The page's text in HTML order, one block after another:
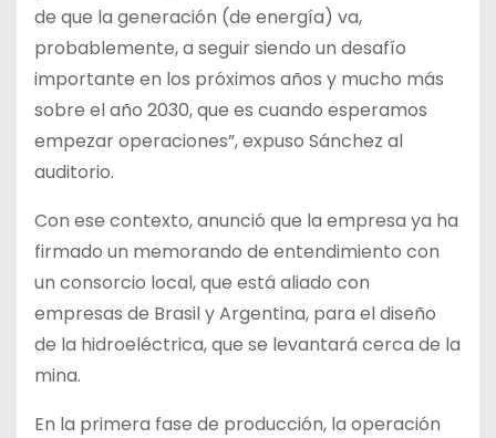
de que la generación (de energía) va,
probablemente, a seguir siendo un desafío
importante en los próximos años y mucho más
sobre el año 2030, que es cuando esperamos
empezar operaciones”, expuso Sánchez al
auditorio.
Con ese contexto, anunció que la empresa ya ha
firmado un memorando de entendimiento con
un consorcio local, que está aliado con
empresas de Brasil y Argentina, para el diseño
de la hidroeléctrica, que se levantará cerca de la
mina.
En la primera fase de producción, la operación